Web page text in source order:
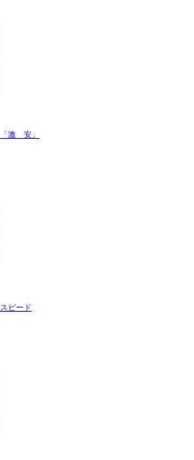
「激 安」
スピード